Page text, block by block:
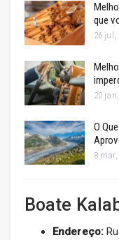
que
26 jul,
20
O
8 mar,
Boate
Endereço: